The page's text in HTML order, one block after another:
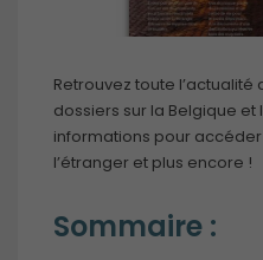
Retrouvez toute
dossiers sur la Belgique et
informations pour accéder
l’étranger et plus encore !
Sommaire :